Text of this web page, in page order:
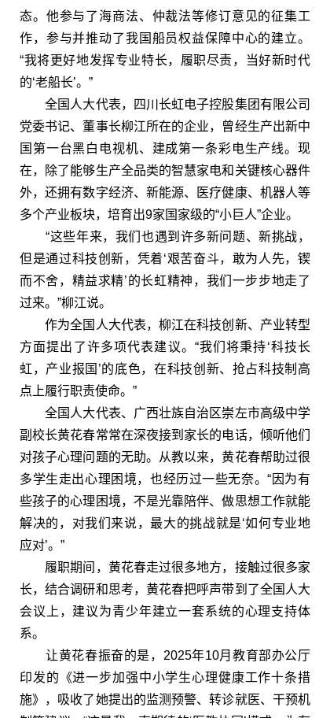
态。他参与了海商法、仲裁法等修订意见的征集工
作，参与并推动了我国船员权益保障中心的建立。
“我将更好地发挥专业特长，履职尽责，当好新时代
的‘老船长’。”
全国人大代表，四川长虹电子控股集团有限公司
党委书记、董事长柳江所在的企业，曾经生产出新中
国第一台黑白电视机、建成第一条彩电生产线。现
在，除了能够生产全品类的智慧家电和关键核心器件
外，还拥有数字经济、新能源、医疗健康、机器人等
多个产业板块，培育出9家国家级的“小巨人”企业。
“这些年来，我们也遇到许多新问题、新挑战，
但是通过科技创新，凭着‘艰苦奋斗，敢为人先，锲
而不舍，精益求精’的长虹精神，我们一步步地走了
过来。”柳江说。
作为全国人大代表，柳江在科技创新、产业转型
方面提出了许多项代表建议。“我们将秉持‘科技长
虹，产业报国’的底色，在科技创新、抢占科技制高
点上履行职责使命。”
全国人大代表、广西壮族自治区崇左市高级中学
副校长黄花春常常在深夜接到家长的电话，倾听他们
对孩子心理问题的无助。从教以来，黄花春帮助过很
多学生走出心理困境，也经历过一些无奈。“因为有
些孩子的心理困境，不是光靠陪伴、做思想工作就能
解决的，对我们来说，最大的挑战就是‘如何专业地
应对’。”
履职期间，黄花春走过很多地方，接触过很多家
长，结合调研和思考，黄花春把呼声带到了全国人大
会议上，建议为青少年建立一套系统的心理支持体
系。
让黄花春振奋的是，2025年10月教育部办公厅
印发的《进一步加强中小学生心理健康工作十条措
施》，吸收了她提出的监测预警、转诊就医、干预机